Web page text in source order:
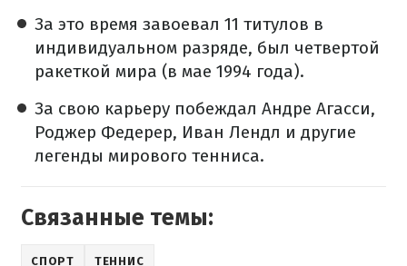
За это время завоевал 11 титулов в
индивидуальном разряде, был четвертой
ракеткой мира (в мае 1994 года).
За свою карьеру побеждал Андре Агасси,
Роджер Федерер, Иван Лендл и другие
легенды мирового тенниса.
Связанные темы:
СПОРТ ТЕННИС